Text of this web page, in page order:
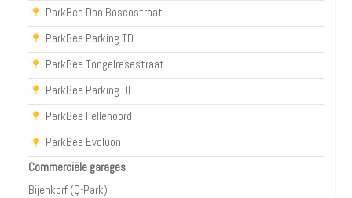
ParkBee Don Boscostraat
ParkBee Parking TD
ParkBee Tongelresestraat
ParkBee Parking DLL
ParkBee Fellenoord
ParkBee Evoluon
Commerciële garages
Bijenkorf (Q-Park)